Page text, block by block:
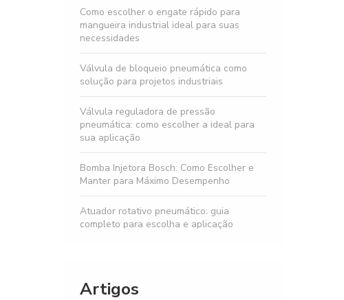
Como escolher o engate rápido para
mangueira industrial ideal para suas
necessidades
Válvula de bloqueio pneumática como
solução para projetos industriais
Válvula reguladora de pressão
pneumática: como escolher a ideal para
sua aplicação
Bomba Injetora Bosch: Como Escolher e
Manter para Máximo Desempenho
Atuador rotativo pneumático: guia
completo para escolha e aplicação
Artigos